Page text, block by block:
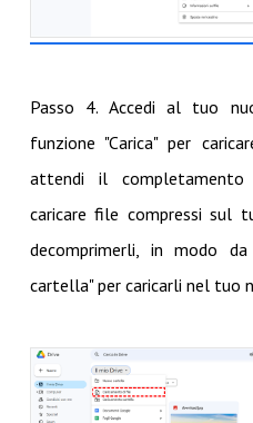
Passo 4. Accedi al tuo
funzione "Carica" per
attendi il completamento
caricare file compressi sul
decomprimerli, in modo
cartella" per caricarli nel tuo